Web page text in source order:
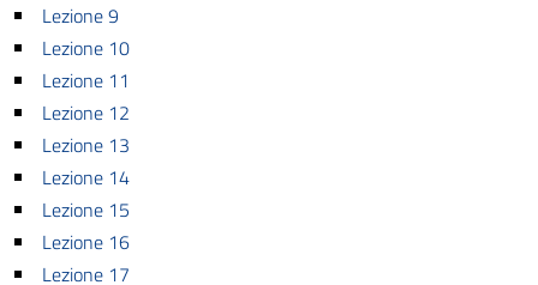
Lezione 9
Lezione 10
Lezione 11
Lezione 12
Lezione 13
Lezione 14
Lezione 15
Lezione 16
Lezione 17